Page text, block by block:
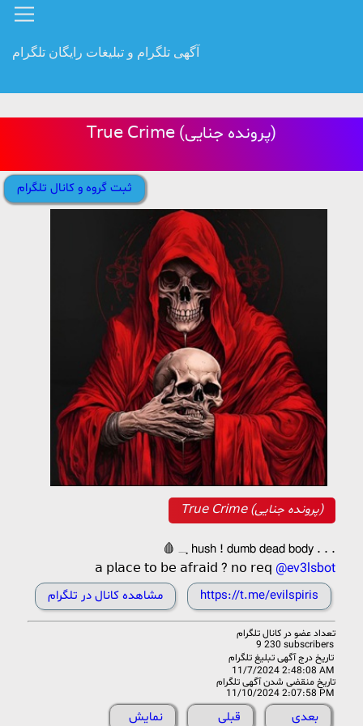
آگهی تلگرام و تبلیغات رایگان تلگرام
𝖳𝗋𝗎𝖾 𝖢𝗋𝗂𝗆𝖾 (پرونده جنایی)
ثبت گروه و کانال تلگرام
𝖳𝗋𝗎𝖾 𝖢𝗋𝗂𝗆𝖾 (پرونده جنایی)
‌ ‌ ‌ ‌🩸 𝁜‌ 𝗁𝗎𝗌𝗁 ! 𝖽𝗎𝗆𝖻 𝖽𝖾𝖺𝖽 𝖻𝗈𝖽𝗒 . . .
‌ ‌𝖺 𝗉𝗅𝖺𝖼𝖾 𝗍𝗈 𝖻𝖾 𝖺𝖿𝗋𝖺𝗂𝖽 ? 𝗇𝗈 𝗋𝖾𝗊 @ev3lsbot
مشاهده کانال در تلگرام https://t.me/evilspiris
تعداد عضو در کانال تلگرام
9 230 subscribers
تاریخ درج آگهی تبلیغ تلگرام
11/7/2024 2:48:08 AM
تاریخ منقضی شدن آگهی تلگرام
11/10/2024 2:07:58 PM
نمایش قبلی بعدی